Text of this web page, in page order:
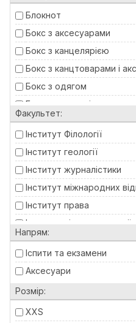
Блокнот
Бокс з аксесуарами
Бокс з канцелярією
Бокс з канцтоварами і
Бокс з одягом
Бокс з одягом і
Брелок
Бюст
Електроніка
Значок
Кепка
Кофта на блискавці
Писемні прилади
Посуд
Пін-значок
Рюкзак
Факультет:
Інститут Філології
Інститут геології
Інститут журналістики
Інститут міжнародних
Інститут права
Інститут післядипломної
Історичний
Всі факультети
Для всіх
Для всіх факультетів
Економічний
Напрям:
Іспити та екзамени
Аксесуари
Розмір:
XXS